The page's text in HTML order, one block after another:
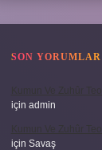
SON YORUMLAR
Kumun Ve Zuhûr
için admin
Kumun Ve Zuhûr
için Savaş